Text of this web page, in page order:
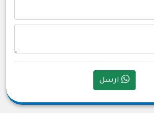
ارسل